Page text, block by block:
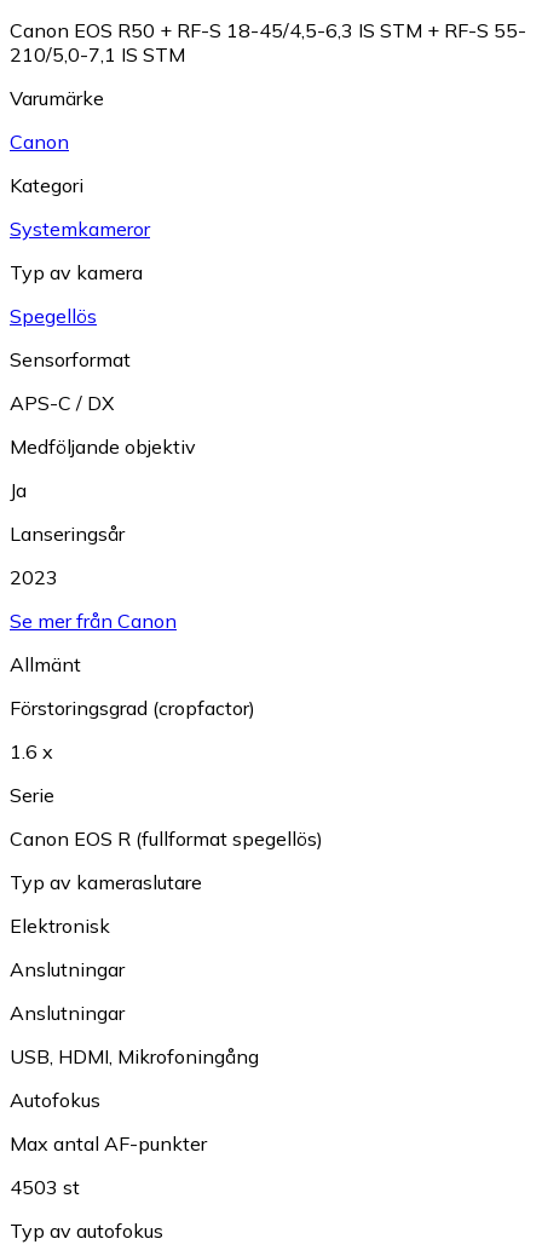
Canon EOS R50 + RF-S 18-45/4,5-6,3 IS STM + RF-S 55-
210/5,0-7,1 IS STM
Varumärke
Canon
Kategori
Systemkameror
Typ av kamera
Spegellös
Sensorformat
APS-C / DX
Medföljande objektiv
Ja
Lanseringsår
2023
Se mer från Canon
Allmänt
Förstoringsgrad (cropfactor)
1.6 x
Serie
Canon EOS R (fullformat spegellös)
Typ av kameraslutare
Elektronisk
Anslutningar
Anslutningar
USB HDMI Mikrofoningång
Autofokus
Max antal AF-punkter
4503 st
Typ av autofokus